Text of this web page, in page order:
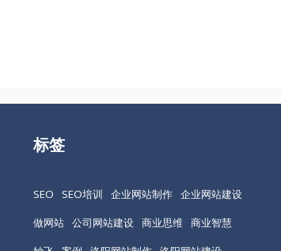
标签
SEO SEO培训 企业网站制作 企业网站建设
做网站 公司网站建设 商业思维
商业智慧